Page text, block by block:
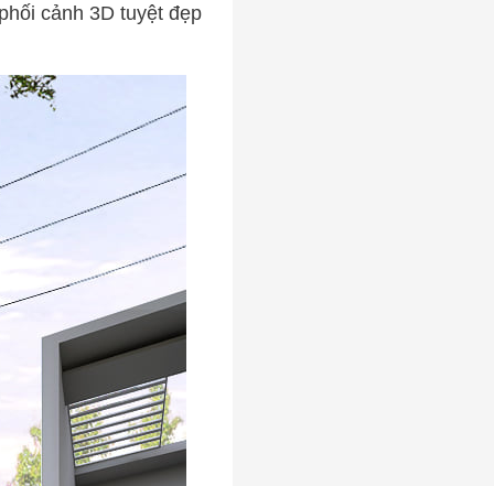
cảnh 3D tuyệt đẹp